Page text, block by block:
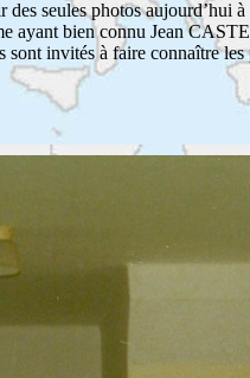
seules photos aujourd’hui
ayant bien connu Jean
invités à faire connaître